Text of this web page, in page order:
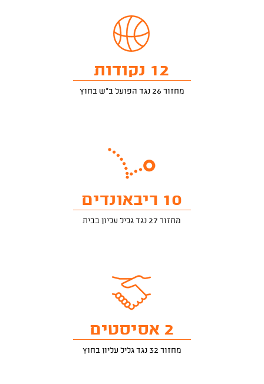
12 נקודות
מחזור 26 נגד הפועל ב"ש בחוץ
10 ריבאונדים
מחזור 27 נגד גליל עליון בבית
2 אסיסטים
מחזור 32 נגד גליל עליון בחוץ